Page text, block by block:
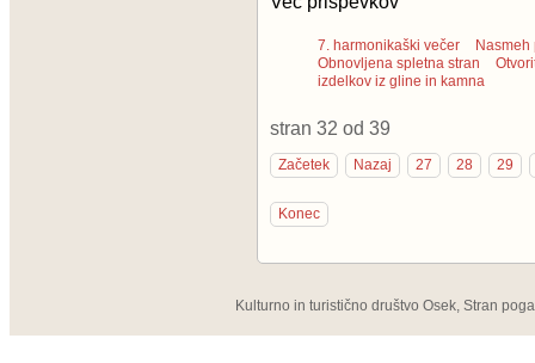
7. harmonikaški večer
Obnovljena spletna stran
izdelkov iz gline in kamna
stran 32 od 39
Začetek Nazaj 27 28 29
Konec
Kulturno in turistično društvo Osek, Stran